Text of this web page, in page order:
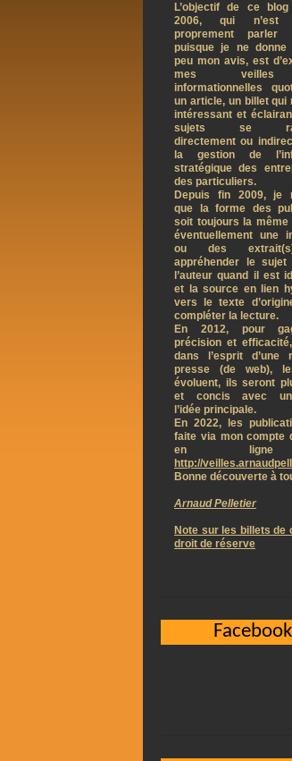
L’objectif de ce
2006, qui
proprement parler
puisque je ne donne
peu mon avis, est
mes
informationnelles
un article, un billet qui
intéressant et
sujets se
directement ou
la gestion de
stratégique des
des particuliers.
Depuis fin 2009, je
que la forme des
soit toujours la même
éventuellement une
ou des
appréhender le sujet
l’auteur quand il est
et la source en lien
vers le texte
compléter la lecture.
En 2012, pour
précision et
dans l’esprit d’une
presse (de web),
évoluent, ils seront
et concis avec
l’idée principale.
En 2022, les
faite via mon compte
en
http://
Bonne découverte à
Arnaud Pelletier
Note sur les billets de
droit de réserve
Facebook